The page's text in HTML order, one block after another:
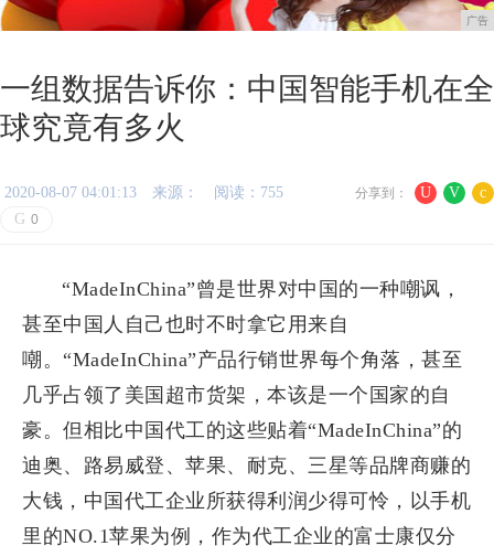
广告
一组数据告诉你：中国智能手机在全
球究竟有多火
U V c
分享到：
2020-08-07 04:01:13 来源：
阅读：755
G 0
“MadeInChina”曾是世界对中国的一种嘲讽，
甚至中国人自己也时不时拿它用来自
嘲。“MadeInChina”产品行销世界每个角落，甚至
几乎占领了美国超市货架，本该是一个国家的自
豪。但相比中国代工的这些贴着“MadeInChina”的
迪奥、路易威登、苹果、耐克、三星等品牌商赚的
大钱，中国代工企业所获得利润少得可怜，以手机
里的NO.1苹果为例，作为代工企业的富士康仅分